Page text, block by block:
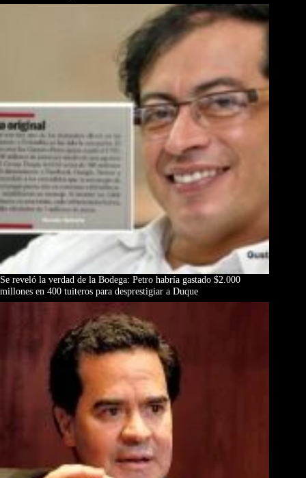
Se reveló la verdad de la Bodega: Petro habría gastado $2.000
millones en 400 tuiteros para desprestigiar a Duque